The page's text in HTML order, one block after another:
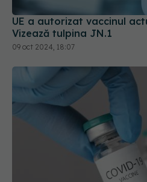
UE a autorizat vaccinul
Vizează tulpina JN.1
09 oct 2024, 18:07